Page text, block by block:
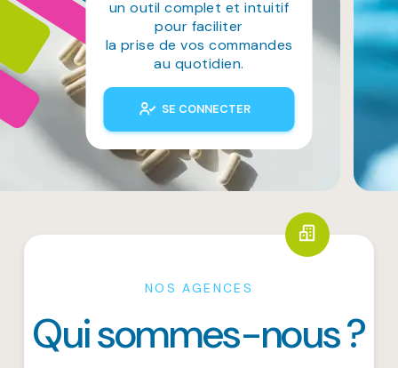
un outil complet et intuitif
pour faciliter
la prise de vos commandes
au quotidien.
SE CONNECTER
NOS AGENCES
Qui sommes-nous ?